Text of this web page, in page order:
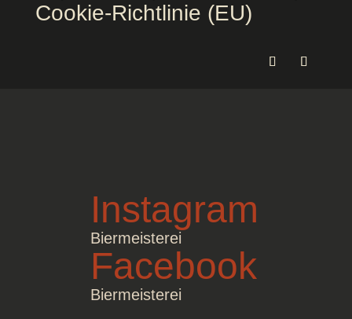
Cookie-Richtlinie (EU)
Instagram
Biermeisterei
Facebook
Biermeisterei